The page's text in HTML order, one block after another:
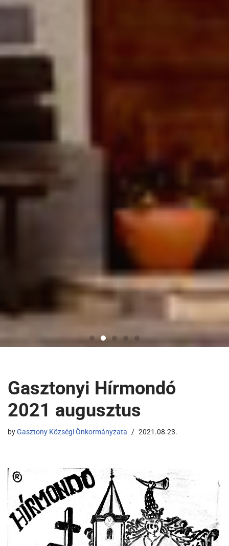
Gasztonyi Hírmondó
2021 augusztus
byGasztony Községi Önkormányzata 2021.08.23.